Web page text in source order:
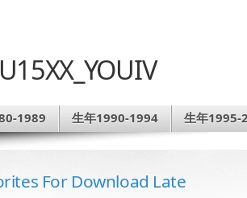
1989 生年1990-1994 生年1995-
For Download Late